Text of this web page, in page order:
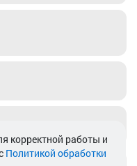
корректной работы и
Политикой обработки